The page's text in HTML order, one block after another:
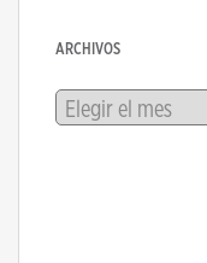
ARCHIVOS
Archivos